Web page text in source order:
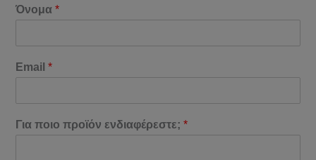
Όνομα*
Email*
Για ποιο προϊόν ενδιαφέρεστε;*